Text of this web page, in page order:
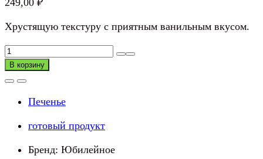
Хрустящую текстуру с приятным ванильным вкусом.
Количество
товара
Печенье
Злаковое
В корзину
Печенье
готовый продукт
Бренд: Юбилейное